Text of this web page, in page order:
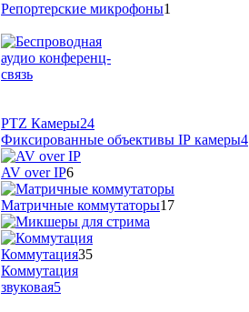
Репортерские микрофоны1
PTZ Камеры24
Фиксированные объективы IP камеры4
AV over IP6
Матричные коммутаторы17
Коммутация35
Коммутация
звуковая5